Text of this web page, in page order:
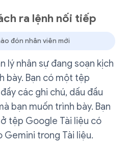
ra lệnh nối tiếp
đón nhân viên mới
lý nhân sự đang soạn kịch
bày. Bạn có một tệp
các ghi chú, dấu đầu
bạn muốn trình bày. Bạn
tệp Google Tài liệu có
Gemini trong Tài liệu.